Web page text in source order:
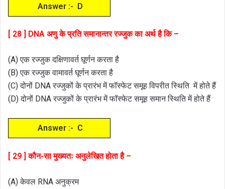
Answer :- D
[ 28 ] DNA अणु के प्रति समानान्तर रज्जुक का अर्थ है कि –
(A) एक रज्जुक दक्षिणावर्त घूर्णन करता है
(B) एक रज्जुक वामावर्त घूर्णन करता है
(C) दोनों DNA रज्जुकों के प्रारंभ में फॉस्फेट समूह विपरीत स्थिति में होते हैं
(D) दोनों DNA रज्जुकों के प्रारंभ में फॉस्फेट समूह समान स्थिति में होते हैं
Answer :- C
[ 29 ] कौन-सा मुख्यतः अनुलेखित होता है –
(A) केवल RNA अनुक्रम